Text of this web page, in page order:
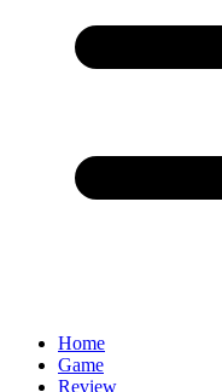
Home
Game
Review